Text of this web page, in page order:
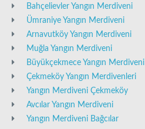
Bahçelievler Yangın Merdiveni
Ümraniye Yangın Merdiveni
Arnavutköy Yangın Merdiveni
Muğla Yangın Merdiveni
Büyükçekmece Yangın Merdiveni
Çekmeköy Yangın Merdivenleri
Yangın Merdiveni Çekmeköy
Avcılar Yangın Merdiveni
Yangın Merdiveni Bağcılar